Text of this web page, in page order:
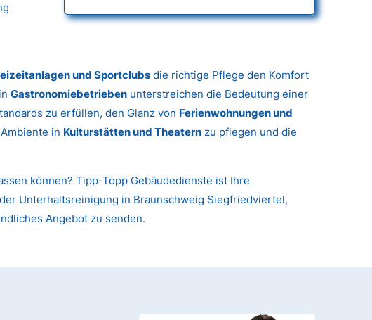
und Sportclubs die richtige Pflege den Komfort
Gastronomiebetrieben unterstreichen die Bedeutung einer
zu erfüllen, den Glanz von Ferienwohnungen und
in Kulturstätten und Theatern zu pflegen und die
können? Tipp-Topp Gebäudedienste ist Ihre
Unterhaltsreinigung in Braunschweig Siegfriedviertel,
Angebot zu senden.